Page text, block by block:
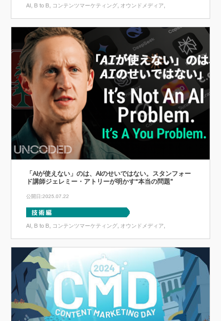
AI B to B コンテンツマーケティング オウンドメディア
「AIが使えない」のは、AIのせいではない。スタンフォー
ド講師ジェレミー・アトリーが明かす“本当の問題”
公開日:2025.07.22
AI B to B コンテンツマーケティング オウンドメディア